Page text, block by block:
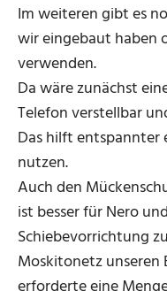
Im weiteren gibt es
wir eingebaut haben
verwenden.
Da wäre zunächst
Telefon verstellbar
Das hilft entspannter
nutzen.
Auch den
ist besser für Nero
Schiebevorrichtung
Moskitonetz unseren